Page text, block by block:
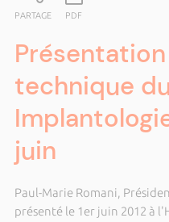
PARTAGE PDF
technique
juin
Paul-Marie Romani,
présenté le 1er juin 2012 à